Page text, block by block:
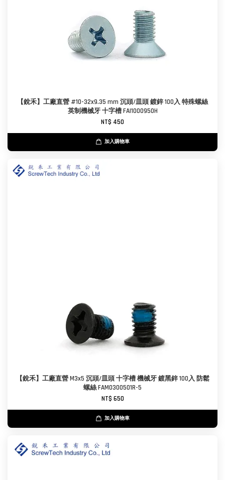
【銳禾】工廠直營 #10-32x9.35 mm 沉頭/皿頭 鍍鋅 100入 特殊螺絲
英制機械牙 十字槽 FAI1000950H
NT$ 450
加入購物車
【銳禾】工廠直營 M3x5 沉頭/皿頭 十字槽 機械牙 鍍黑鋅 100入 防鬆
螺絲 FAM0300501R-5
NT$ 650
加入購物車